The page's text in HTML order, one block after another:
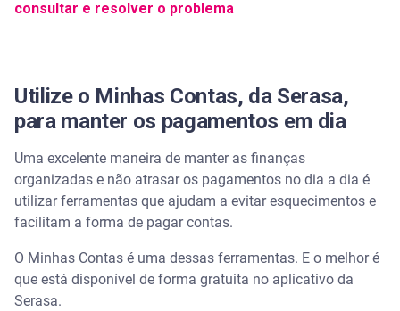
consultar e resolver o problema
Utilize o Minhas Contas, da Serasa,
para manter os pagamentos em dia
Uma excelente maneira de manter as finanças
organizadas e não atrasar os pagamentos no dia a dia é
utilizar ferramentas que ajudam a evitar esquecimentos e
facilitam a forma de pagar contas.
O Minhas Contas é uma dessas ferramentas. E o melhor é
que está disponível de forma gratuita no aplicativo da
Serasa.